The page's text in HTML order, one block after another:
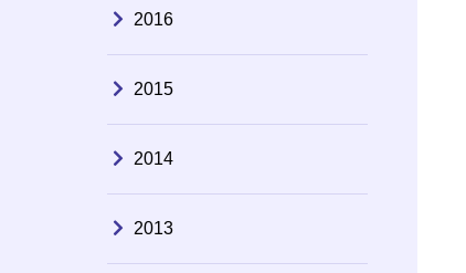
2016
2015
2014
2013